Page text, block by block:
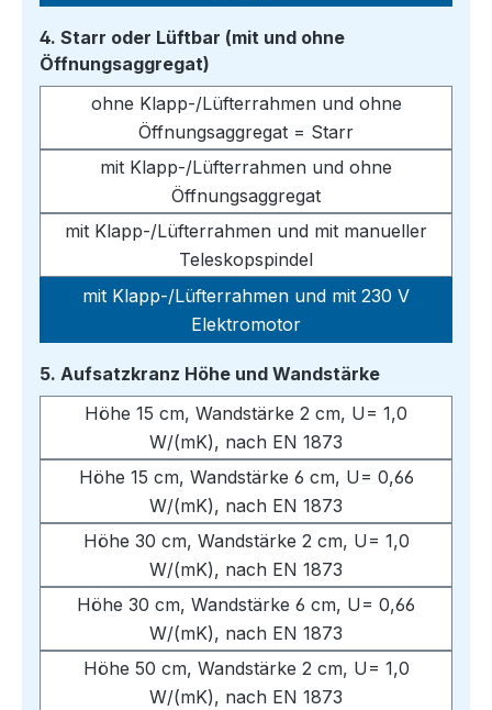
4. Starr oder Lüftbar (mit und ohne
Öffnungsaggregat)
ohne Klapp-/Lüfterrahmen und ohne
Öffnungsaggregat = Starr
mit Klapp-/Lüfterrahmen und ohne
Öffnungsaggregat
mit Klapp-/Lüfterrahmen und mit manueller
Teleskopspindel
mit Klapp-/Lüfterrahmen und mit 230 V
Elektromotor
5. Aufsatzkranz Höhe und Wandstärkeauswählen
Höhe 15 cm, Wandstärke 2 cm, U= 1,0
W/(mK), nach EN 1873
Höhe 15 cm, Wandstärke 6 cm, U= 0,66
W/(mK), nach EN 1873
Höhe 30 cm, Wandstärke 2 cm, U= 1,0
W/(mK), nach EN 1873
Höhe 30 cm, Wandstärke 6 cm, U= 0,66
W/(mK), nach EN 1873
Höhe 50 cm, Wandstärke 2 cm, U= 1,0
W/(mK), nach EN 1873